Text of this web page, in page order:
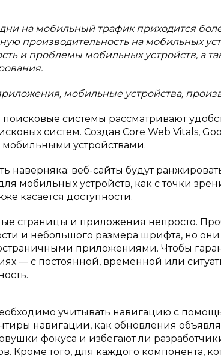
на мобильный трафик приходится
производительность на мобильных
и проблемы мобильных устройств, а
мобильные устройства,
поисковые системы рассматривают
систем. Создав Core Web Vitals,
мобильными устройствами.
наверняка: веб-сайты будут
мобильных устройств, как с точки
касается доступности.
страницы и приложения непросто.
и небольшого размера шрифта, но
приложениями. Чтобы
— с постоянной, временной или
учитывать навигацию с
навигации, как обновления
фокуса и избегают ли
Кроме того, для каждого компонента,